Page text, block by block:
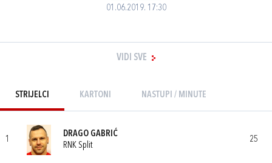
01.06.2019. 17:30
VIDI SVE
STRIJELCI KARTONI NASTUPI / MINUTE
1
DRAGO GABRIĆ
RNK Split
25